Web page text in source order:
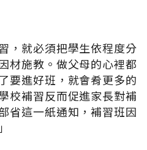
，就必須把學生依程度分
材施教。做父母的心裡都
要進好班，就會肴更多的
校補習反而促進家長對補
省這一紙通知，補習班因